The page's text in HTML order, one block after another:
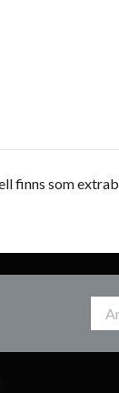
finns som